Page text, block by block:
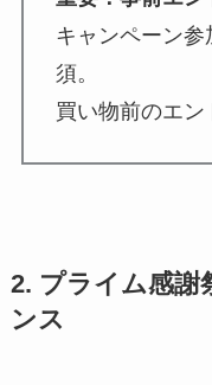
キャンペーン
須。
買い物前のエン
2. プライム感謝
ンス